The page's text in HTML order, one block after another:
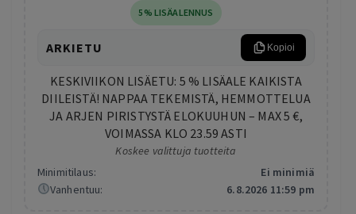
5% LISÄALENNUS
ARKIETU Kopioi
KESKIVIIKON LISÄETU: 5 % LISÄALE KAIKISTA
DIILEISTÄ! NAPPAA TEKEMISTÄ, HEMMOTTELUA
JA ARJEN PIRISTYSTÄ ELOKUUHUN – MAX 5 €,
VOIMASSA KLO 23.59 ASTI
Koskee valittuja tuotteita
Minimitilaus:
Ei minimiä
Vanhentuu:
6.8.2026 11:59 pm